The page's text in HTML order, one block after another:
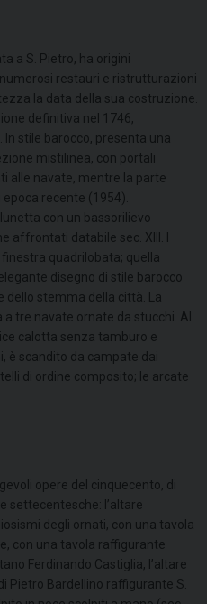
a S. Pietro, ha origini
restauri e ristrutturazioni
la data della sua costruzione.
definitiva nel 1746,
stile barocco, presenta una
mistilinea, con portali
alle navate, mentre la parte
recente (1954).
con un bassorilievo
affrontati databile sec. XIII. I
quadrilobata; quella
disegno di stile barocco
dello stemma della città. La
a tre navate ornate da stucchi. Al
calotta senza tamburo e
è scandito da campate dai
di ordine composito; le arcate
opere del cinquecento, di
settecentesche: l’altare
degli ornati, con una tavola
con una tavola raffigurante
Ferdinando Castiglia, l’altare
Pietro Bardellino raffigurante S.